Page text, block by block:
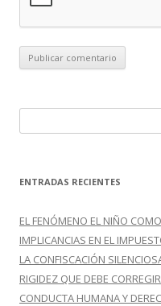
u
c
r
:
ENTRADAS RECIENTES
EL FENÓMENO EL NIÑO
IMPLICANCIAS EN EL
LA CONFISCACIÓN
RIGIDEZ QUE DEBE
CONDUCTA HUMANA Y